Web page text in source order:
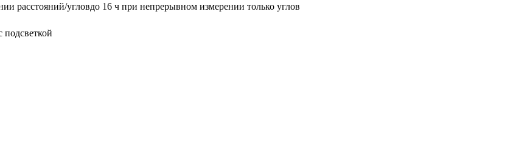
расстояний/угловдо 16 ч при непрерывном измерении только углов
подсветкой